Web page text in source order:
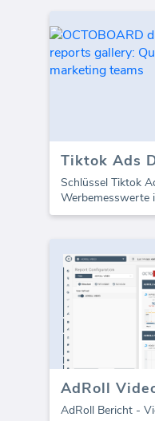
Schlüssel Tiktok
Werbemesswerte
AdRoll Bericht -